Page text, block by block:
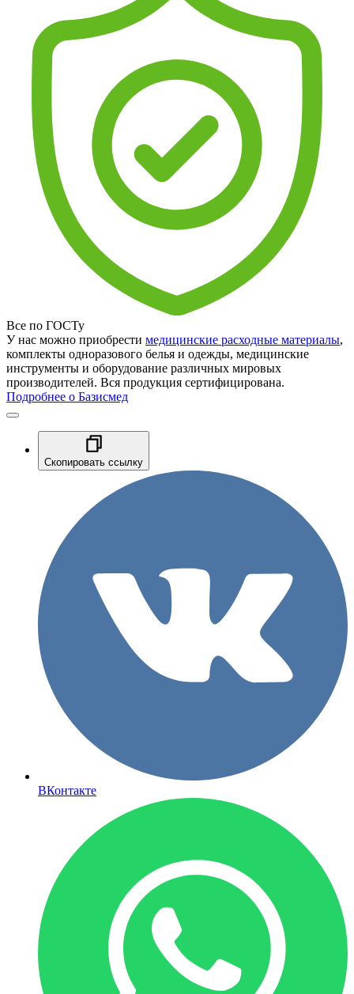
Все по ГОСТу
У нас можно приобрести медицинские расходные материалы,
комплекты одноразового белья и одежды, медицинские
инструменты и оборудование различных мировых
производителей. Вся продукция сертифицирована.
Подробнее о Базисмед
Скопировать ссылку
ВКонтакте